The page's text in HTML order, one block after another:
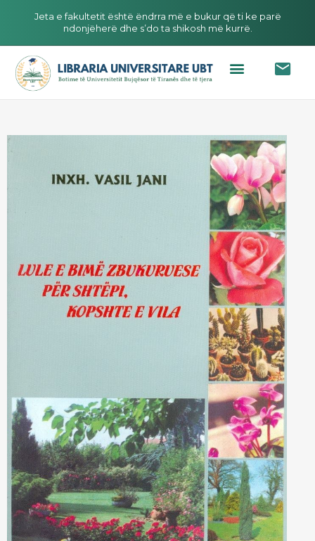
Jeta e fakultetit është ëndrra më e bukur që ti ke parë
ndonjëherë dhe s’do ta shikosh më kurrë.